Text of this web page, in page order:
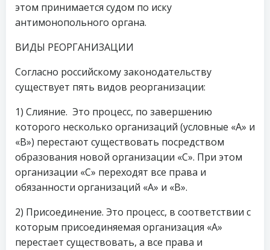
этом принимается судом по иску
антимонопольного органа.
ВИДЫ РЕОРГАНИЗАЦИИ
Согласно российскому законодательству
существует пять видов реорганизации:
1) Слияние. Это процесс, по завершению
которого несколько организаций (условные «А» и
«B») перестают существовать посредством
образования новой организации «С». При этом
организации «С» переходят все права и
обязанности организаций «А» и «B».
2) Присоединение. Это процесс, в соответствии с
которым присоединяемая организация «А»
перестает существовать, а все права и